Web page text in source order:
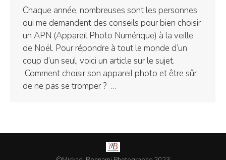
Chaque année, nombreuses sont les personnes
qui me demandent des conseils pour bien choisir
un APN (Appareil Photo Numérique) à la veille
de Noël. Pour répondre à tout le monde d’un
coup d’un seul, voici un article sur le sujet.
Comment choisir son appareil photo et être sûr
de ne pas se tromper ? …